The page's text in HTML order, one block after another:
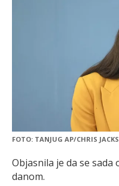
FOTO: TANJUG AP/CHRIS
Objasnila je da se sada
danom.